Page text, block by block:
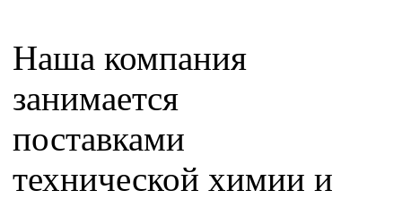
Наша компания
занимается
поставками
технической химии и